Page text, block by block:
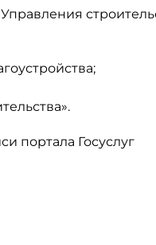
портала Госуслуг